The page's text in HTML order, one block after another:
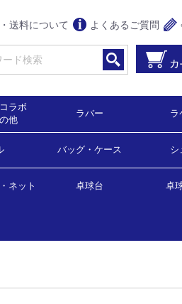
送料について よくあるご質問
均一）
）
）
）
）
用）
ト（女子用）
ラボ
他
ラバー
裏ソフト
表ソフト
粒高
アンチ
ラージボール用
ラ
シェ
シェ
ペン
反転
中国
ラー
ル用
バッグ・ケース
バック・ボールケース
ラケットケース
シ
ネット 卓球台 卓